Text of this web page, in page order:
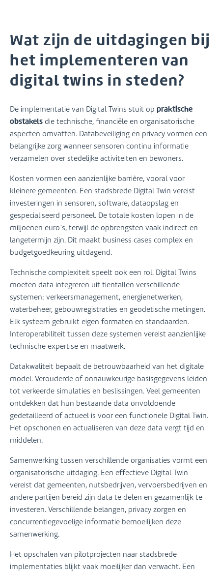
Wat zijn de uitdagingen bij
het implementeren van
digital twins in steden?
De implementatie van Digital Twins stuit op praktische
obstakels die technische, financiële en organisatorische
aspecten omvatten. Databeveiliging en privacy vormen een
belangrijke zorg wanneer sensoren continu informatie
verzamelen over stedelijke activiteiten en bewoners.
Kosten vormen een aanzienlijke barrière, vooral voor
kleinere gemeenten. Een stadsbrede Digital Twin vereist
investeringen in sensoren, software, dataopslag en
gespecialiseerd personeel. De totale kosten lopen in de
miljoenen euro’s, terwijl de opbrengsten vaak indirect en
langetermijn zijn. Dit maakt business cases complex en
budgetgoedkeuring uitdagend.
Technische complexiteit speelt ook een rol. Digital Twins
moeten data integreren uit tientallen verschillende
systemen: verkeersmanagement, energienetwerken,
waterbeheer, gebouwregistraties en geodetische metingen.
Elk systeem gebruikt eigen formaten en standaarden.
Interoperabiliteit tussen deze systemen vereist aanzienlijke
technische expertise en maatwerk.
Datakwaliteit bepaalt de betrouwbaarheid van het digitale
model. Verouderde of onnauwkeurige basisgegevens leiden
tot verkeerde simulaties en beslissingen. Veel gemeenten
ontdekken dat hun bestaande data onvoldoende
gedetailleerd of actueel is voor een functionele Digital Twin.
Het opschonen en actualiseren van deze data vergt tijd en
middelen.
Samenwerking tussen verschillende organisaties vormt een
organisatorische uitdaging. Een effectieve Digital Twin
vereist dat gemeenten, nutsbedrijven, vervoersbedrijven en
andere partijen bereid zijn data te delen en gezamenlijk te
investeren. Verschillende belangen, privacy zorgen en
concurrentiegevoelige informatie bemoeilijken deze
samenwerking.
Het opschalen van pilotprojecten naar stadsbrede
implementaties blijkt vaak moeilijker dan verwacht. Een